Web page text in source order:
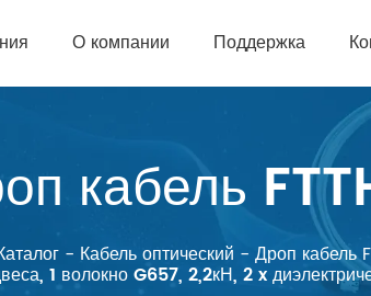
О компании Поддержка
кабель
- Кабель оптический - Дроп кабель
1 волокно G657, 2,2кН, 2 x